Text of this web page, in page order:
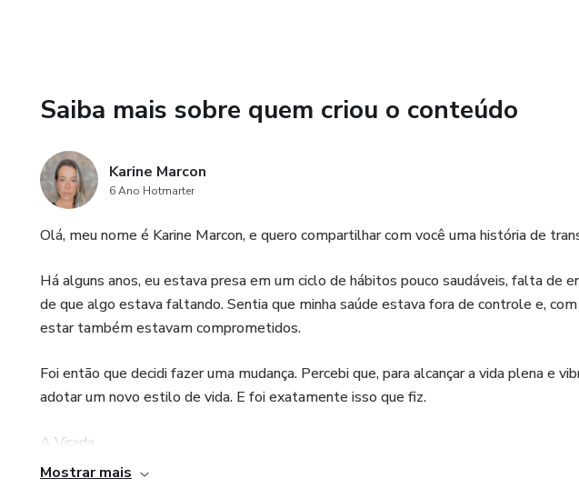
💊 Anexo Exclusivo: Suplementos para o Fígado
✨ Benefícios principais:
Auxilia na desintoxicação natural do corpo
Reduz sintomas de sobrecarga hepática
Melhora metabolismo, digestão e disposição
Apoia a prevenção de doenças hepáticas
Saiba mais sobre quem criou o conteúdo
Karine Marcon
6 Ano Hotmarter
Olá, meu nome é Karine Marcon, e quero compartilhar com você uma história de
Há alguns anos, eu estava presa em um ciclo de hábitos pouco saudáveis, falta de
de que algo estava faltando. Sentia que minha saúde estava fora de controle e,
estar também estavam comprometidos.
Foi então que decidi fazer uma mudança. Percebi que, para alcançar a vida plena e
adotar um novo estilo de vida. E foi exatamente isso que fiz.
A Virada
Mostrar mais